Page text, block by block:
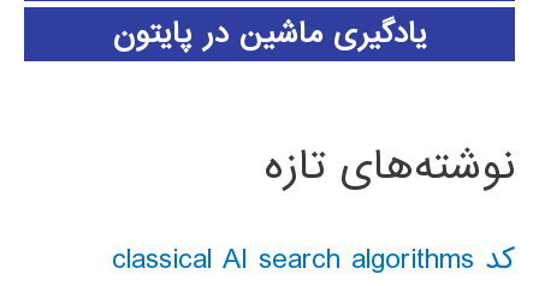
یادگیری ماشین در پایتون
نوشته‌های تازه
کد classical AI search algorithms